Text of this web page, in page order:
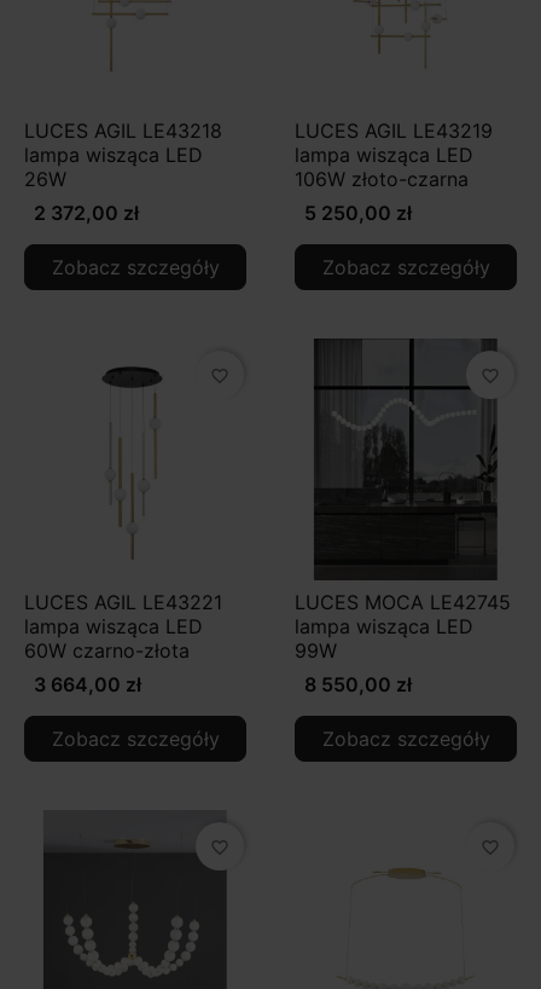
LUCES AGIL LE43218
lampa wisząca LED
26W
2 372,00 zł
Zobacz szczegóły
LUCES AGIL LE43219
lampa wisząca LED
106W złoto-czarna
5 250,00 zł
Zobacz szczegóły
favorite_border
LUCES AGIL LE43221
lampa wisząca LED
60W czarno-złota
3 664,00 zł
Zobacz szczegóły
favorite_border
LUCES MOCA LE42745
lampa wisząca LED
99W
8 550,00 zł
Zobacz szczegóły
favorite_border favorite_border